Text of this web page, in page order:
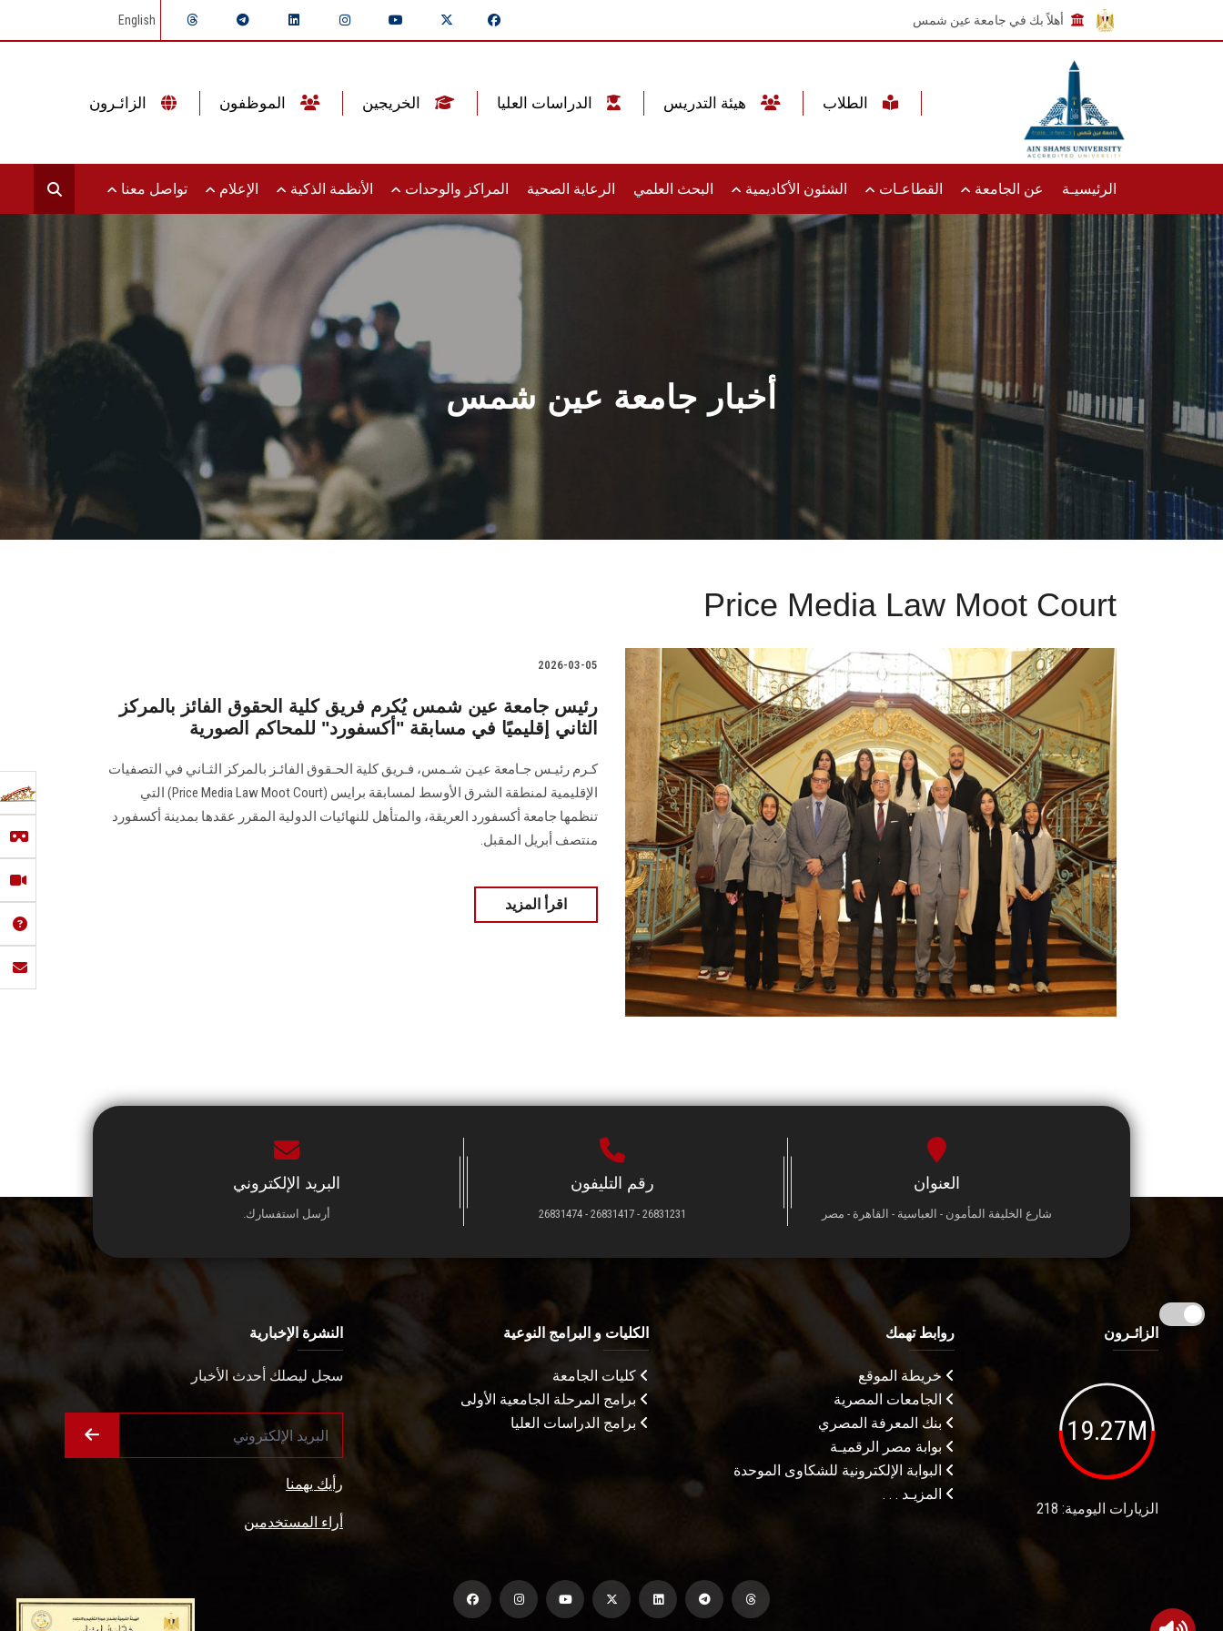
أهلاً بك في جامعة عين شمس English
الرئيسيـة عن الجامعة القطاعـات الشئون الأكاديمية البحث العلمي الرعاية الصحية المراكز والوحدات الأنظمة الذكية الإعلام تواصل معنا
أخبار جامعة عين شمس
Price Media Law Moot Court
2026-03-05
رئيس جامعة عين شمس يُكرم فريق كلية الحقوق الفائز بالمركز
الثاني إقليميًا في مسابقة "أكسفورد" للمحاكم الصورية
كـرم رئيـس جـامعة عيـن شـمس، فـريق كلية الحـقوق الفائـز بالمركز الثـاني في التصفيات
الإقليمية لمنطقة الشرق الأوسط لمسابقة برايس (Price Media Law Moot Court) التي
تنظمها جامعة أكسفورد العريقة، والمتأهل للنهائيات الدولية المقرر عقدها بمدينة أكسفورد
منتصف أبريل المقبل.
اقرأ المزيد
العنوان
شارع الخليفة المأمون - العباسية - القاهرة - مصر
رقم التليفون
26831231 - 26831417 - 26831474
البريد الإلكتروني
أرسل استفسارك.
الزائـرون
19.27M
الزيارات اليومية: 218
روابط تهمك
خريطة الموقع
الجامعات المصرية
بنك المعرفة المصري
بوابة مصر الرقميـة
البوابة الإلكترونية للشكاوى الموحدة
المزيـد . . .
الكليات و البرامج النوعية
كليات الجامعة
برامج المرحلة الجامعية الأولى
برامج الدراسات العليا
النشرة الإخبارية
سجل ليصلك أحدث الأخبار
رأيك يهمنا
أراء المستخدمين